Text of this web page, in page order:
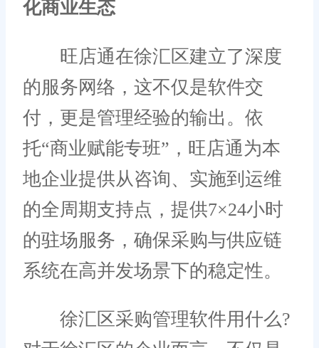
化商业生态
旺店通在徐汇区建立了深度
的服务网络，这不仅是软件交
付，更是管理经验的输出。依
托“商业赋能专班”，旺店通为本
地企业提供从咨询、实施到运维
的全周期支持点，提供7×24小时
的驻场服务，确保采购与供应链
系统在高并发场景下的稳定性。
徐汇区采购管理软件用什么?